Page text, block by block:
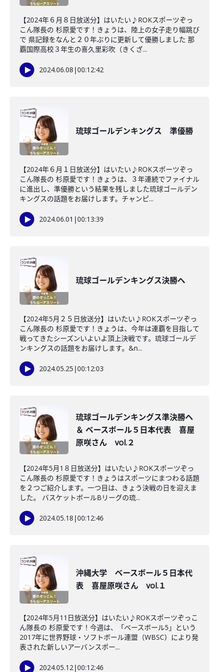
【2024年６月８日放送分】はいたい♪ROKスポーツぞっ
こん隊長の 杉原愛です！きょうは、陸上の女子走り幅跳び
で 県記録をなんと２０年ぶりに更新して優勝しました 那
覇国際高校３年生の喜久里彩吹（きくざ...
2024.06.08 |00:12:42
琉球ゴールデンキングス 準優勝
【2024年６月１日放送分】はいたい♪ROKスポーツぞっ
こん隊長の 杉原愛です！きょうは、３年連続でファイナル
に進出し、準優勝という結果を残しました琉球ゴールデン
キングスの話題をお届けします。チャンピ...
2024.06.01 |00:13:39
琉球ゴールデンキングス決勝へ
【2024年5月２５日放送分】はいたい♪ROKスポーツぞっ
こん隊長の 杉原愛です！きょうは、今年は連覇を目指して
戦ってきたシーズンいよいよ頂上決戦です。琉球ゴールデ
ンキングスの話題をお届けします。&n...
2024.05.25 |00:12:03
琉球ゴールデンキングス準決勝へ
＆ ベースボール５日本代表 喜屋
原咲さん vol.２
【2024年5月1８日放送分】はいたい♪ROKスポーツぞっ
こん隊長の 杉原愛です！きょうはスポーツにまつわる話題
を２つご紹介します。一つ目は、きょう決戦の日を迎えま
した。 バスケットボールBリーグの琉...
2024.05.18 |00:12:46
沖縄大学 ベースボール５日本代
表 喜屋原咲さん vol.１
【2024年5月11日放送分】はいたい♪ROKスポーツぞっこ
ん隊長の 杉原愛です！今週は、「ベースボール5」という
2017年に世界野球・ソフトボール連盟（WBSC）により発
表された新しいアーバンスポー...
2024.05.12|00:12:46